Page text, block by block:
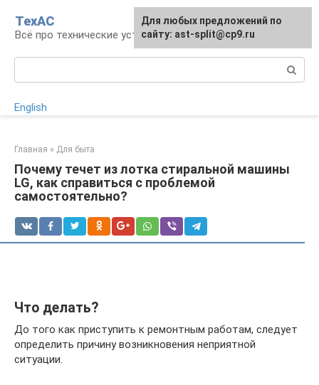
контенту
ТехАС
Всё про технические устройства
English
Главная » Для быта
Почему течет из лотка стиральной машины
LG, как справиться с проблемой
самостоятельно?
Что делать?
До того как приступить к ремонтным работам, следует
определить причину возникновения неприятной
ситуации.
Для любых предложений по
сайту: ast-split@cp9.ru